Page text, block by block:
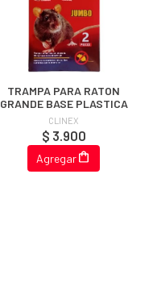
TRAMPA PARA RATON
GRANDE BASE PLASTICA
CLINEX
$ 3.900
Agregar